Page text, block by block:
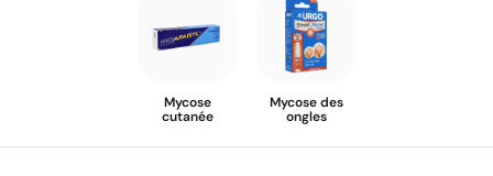
Mycose
cutanée
Mycose des
ongles